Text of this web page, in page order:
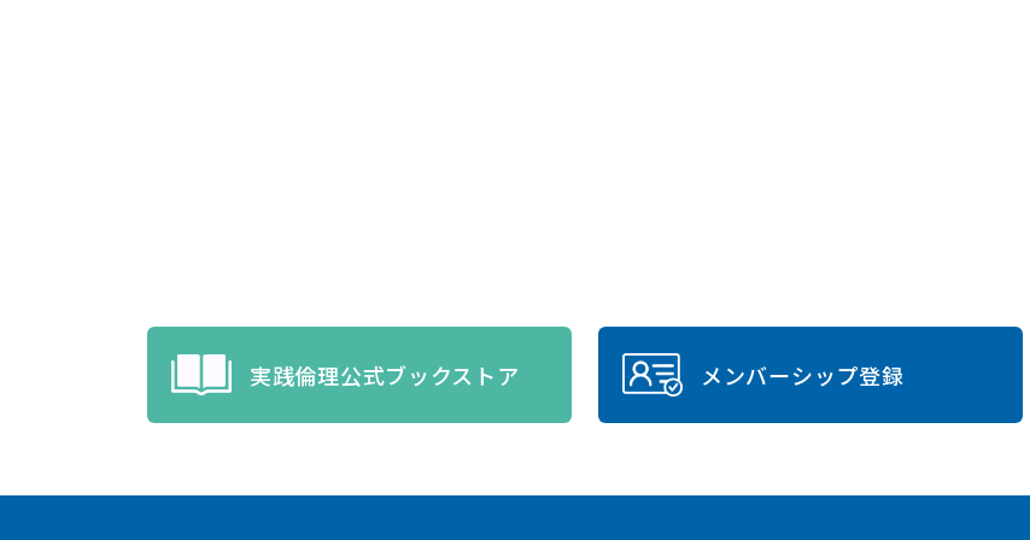
実践倫理公式ブックストア メンバーシップ登録